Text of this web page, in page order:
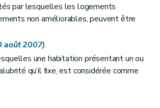
par lesquelles les logements
non améliorables, peuvent être
août 2007).
une habitation présentant un ou
qu’il fixe, est considérée comme